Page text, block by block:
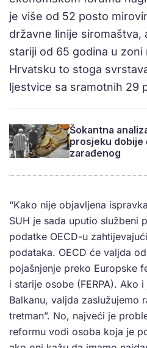
je više od 52 posto
državne linije siromaštva,
stariji od 65 godina u
Hrvatsku to stoga
ljestvice sa sramotnih 29
Šokantna
prosjeku dobije
zarađenog
“Kako nije objavljena
SUH je sada uputio službeni
podatke OECD-u
podataka. OECD će valjda
pojašnjenje preko Europske
i starije osobe (FERPA). Ako
Balkanu, valjda zaslužujemo
tretman”. No, najveći je
reformu vodi osoba koja je